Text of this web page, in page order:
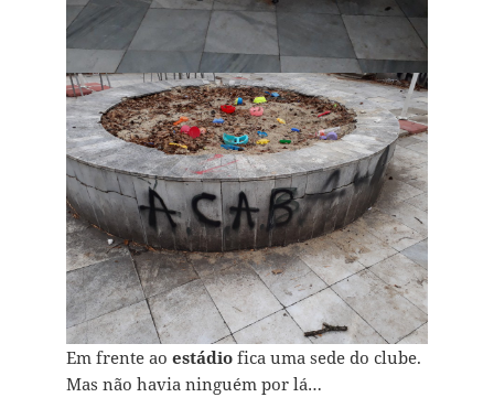
Em frente ao estádiofica uma sede do clube.
Mas não havia ninguém por lá…